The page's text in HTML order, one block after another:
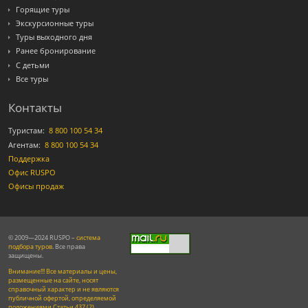
Горящие туры
Экскурсионные туры
Туры выходного дня
Ранее бронирование
С детьми
Все туры
Контакты
Туристам: 8 800 100 54 34
Агентам: 8 800 100 54 34
Поддержка
Офис RUSPO
Офисы продаж
© 2009—2024 RUSPO – система
подбора туров. Все права
защищены.
Внимание!!! Все материалы и цены,
размещенные на сайте, носят
справочный характер и не являются
публичной офертой, определяемой